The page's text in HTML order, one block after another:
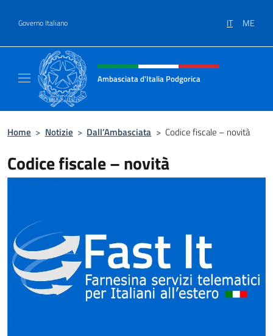
Governo Italiano IT ME
Intestazione sito, social e menù
Ambasciata d'Italia Podgorica
Home > Notizie > Dall’Ambasciata > Codice fiscale – novità
Codice fiscale – novità